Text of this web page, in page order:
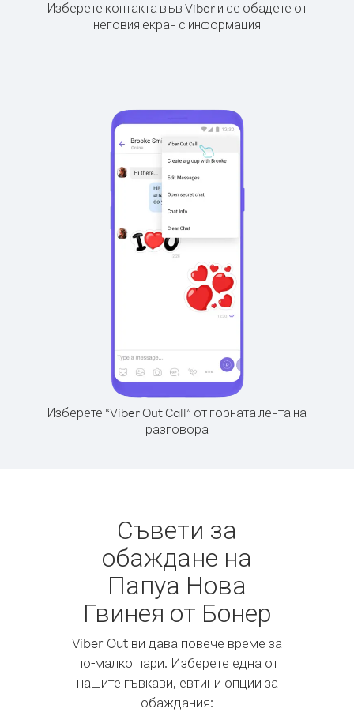
Изберете контакта във Viber и се обадете от
неговия екран с информация
Изберете “Viber Out Call” от горната лента на
разговора
Съвети за
обаждане на
Папуа Нова
Гвинея от Бонер
Viber Out ви дава повече време за
по-малко пари. Изберете една от
нашите гъвкави, евтини опции за
обаждания: